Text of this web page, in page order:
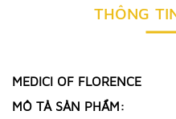
THÔNG
MEDICI OF FLORENCE
MÔ TẢ SẢN PHẨM: